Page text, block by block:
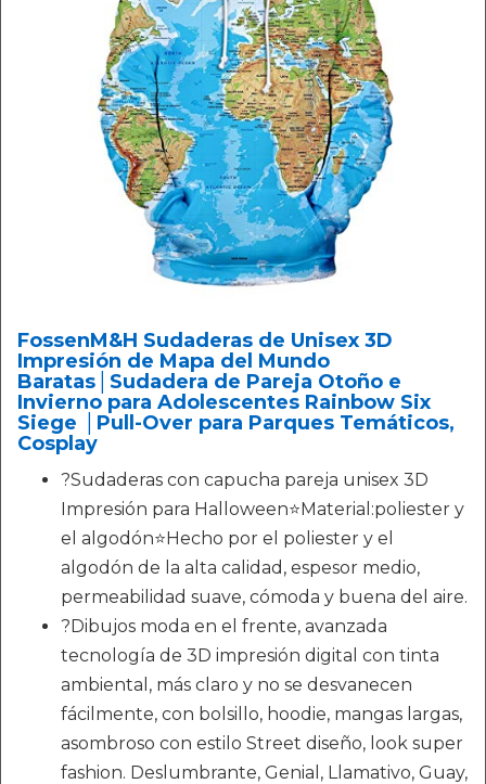
FossenM&H Sudaderas de Unisex 3D
Impresión de Mapa del Mundo
Baratas│‍Sudadera de Pareja Otoño e
Invierno para Adolescentes Rainbow Six
Siege │Pull-Over para Parques Temáticos,
Cosplay
?Sudaderas con capucha pareja unisex 3D
Impresión para Halloween⭐Material:poliester y
el algodón⭐Hecho por el poliester y el
algodón de la alta calidad, espesor medio,
permeabilidad suave, cómoda y buena del aire.
?Dibujos moda en el frente, avanzada
tecnología de 3D impresión digital con tinta
ambiental, más claro y no se desvanecen
fácilmente, con bolsillo, hoodie, mangas largas,
asombroso con estilo Street diseño, look super
fashion. Deslumbrante, Genial, Llamativo, Guay,